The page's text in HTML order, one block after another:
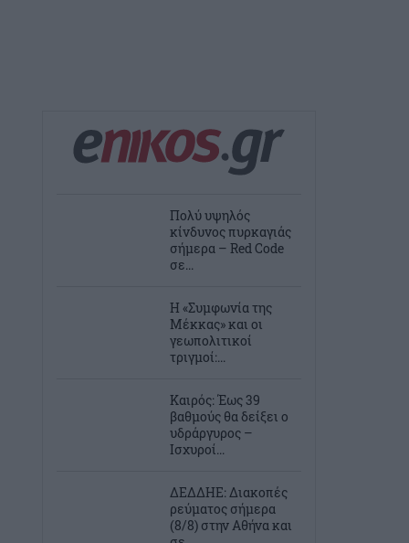
Πολύ υψηλός
κίνδυνος πυρκαγιάς
σήμερα – Red Code
σε...
Η «Συμφωνία της
Μέκκας» και οι
γεωπολιτικοί
τριγμοί:...
Καιρός: Έως 39
βαθμούς θα δείξει ο
υδράργυρος –
Ισχυροί...
ΔΕΔΔΗΕ: Διακοπές
ρεύματος σήμερα
(8/8) στην Αθήνα και